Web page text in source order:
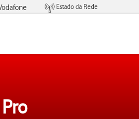
Estado da Rede